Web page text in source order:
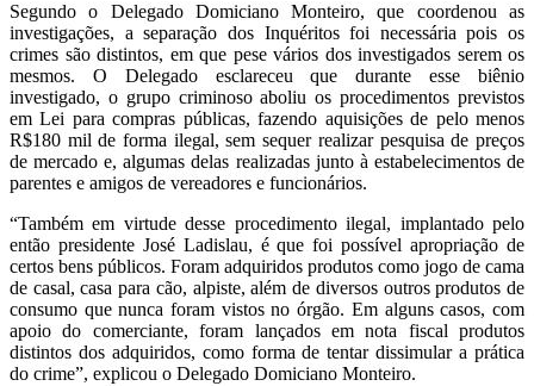
Segundo o Delegado Domiciano Monteiro, que coordenou as
investigações, a separação dos Inquéritos foi necessária pois os
crimes são distintos, em que pese vários dos investigados serem os
mesmos. O Delegado esclareceu que durante esse biênio
investigado, o grupo criminoso aboliu os procedimentos previstos
em Lei para compras públicas, fazendo aquisições de pelo menos
R$180 mil de forma ilegal, sem sequer realizar pesquisa de preços
de mercado e, algumas delas realizadas junto à estabelecimentos de
parentes e amigos de vereadores e funcionários.
“Também em virtude desse procedimento ilegal, implantado pelo
então presidente José Ladislau, é que foi possível apropriação de
certos bens públicos. Foram adquiridos produtos como jogo de cama
de casal, casa para cão, alpiste, além de diversos outros produtos de
consumo que nunca foram vistos no órgão. Em alguns casos, com
apoio do comerciante, foram lançados em nota fiscal produtos
distintos dos adquiridos, como forma de tentar dissimular a prática
do crime”, explicou o Delegado Domiciano Monteiro.